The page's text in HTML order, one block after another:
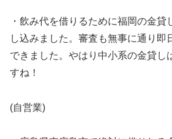
・飲み代を借りるために福岡の金貸
し込みました。審査も無事に通り即
できました。やはり中小系の金貸し
すね！
(自営業)